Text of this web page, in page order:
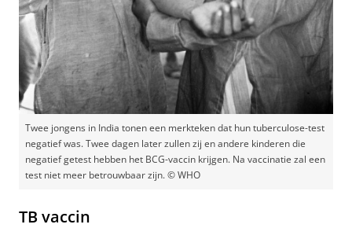
Twee jongens in India tonen een merkteken dat hun tuberculose-test
negatief was. Twee dagen later zullen zij en andere kinderen die
negatief getest hebben het BCG-vaccin krijgen. Na vaccinatie zal een
test niet meer betrouwbaar zijn. © WHO
TB vaccin